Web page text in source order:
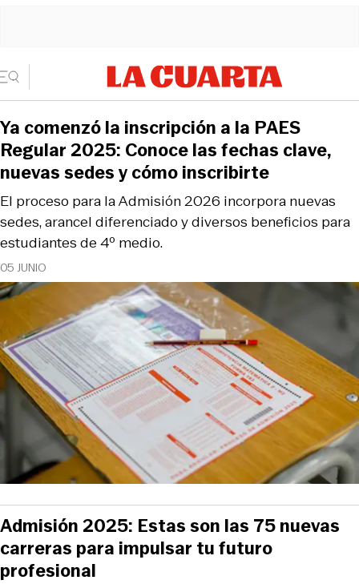
05 JUNIO
El proceso para la Admisión 2026 incorpora nuevas
sedes, arancel diferenciado y diversos beneficios para
estudiantes de 4º medio.
Ya comenzó la inscripción a la PAES
Regular 2025: Conoce las fechas clave,
nuevas sedes y cómo inscribirte
Admisión 2025: Estas son las 75 nuevas
carreras para impulsar tu futuro
profesional